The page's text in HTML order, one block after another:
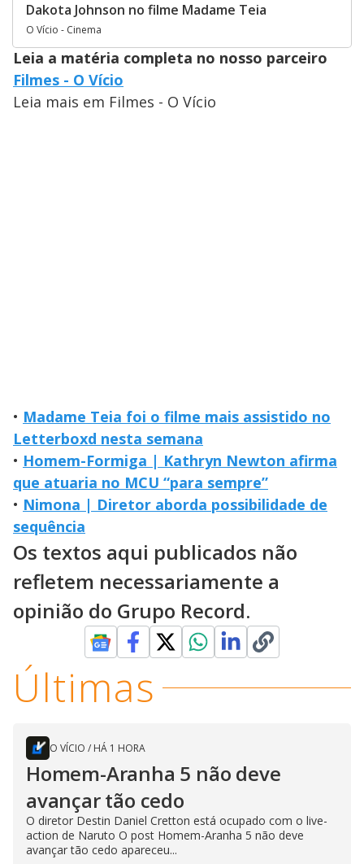
Dakota Johnson no filme Madame Teia
O Vício - Cinema
Leia a matéria completa no nosso parceiro
Filmes - O Vício
Leia mais em Filmes - O Vício
• Madame Teia foi o filme mais assistido no
Letterboxd nesta semana
• Homem-Formiga | Kathryn Newton afirma
que atuaria no MCU “para sempre”
• Nimona | Diretor aborda possibilidade de
sequência
Os textos aqui publicados não
refletem necessariamente a
opinião do Grupo Record.
Últimas
O VÍCIO / HÁ 1 HORA
Homem-Aranha 5 não deve
avançar tão cedo
O diretor Destin Daniel Cretton está ocupado com o live-
action de Naruto O post Homem-Aranha 5 não deve
avançar tão cedo apareceu...